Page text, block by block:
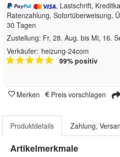
, Lastschrift,
Ratenzahlung, Sofortüberweisung,
30 Tagen
Zustellung: Fr, 28. Aug. bis Mi, 16.
Verkäufer: heizung-24com
99% positiv
Merken Preis vorschlagen
Produktdetails Zahlung,
Artikelmerkmale